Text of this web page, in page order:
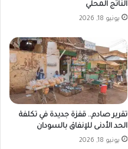
الناتج المحلي
يونيو 18, 2026
تقرير صادم.. قفزة جديدة في تكلفة
الحد الأدنى للإنفاق بالسودان
يونيو 18, 2026